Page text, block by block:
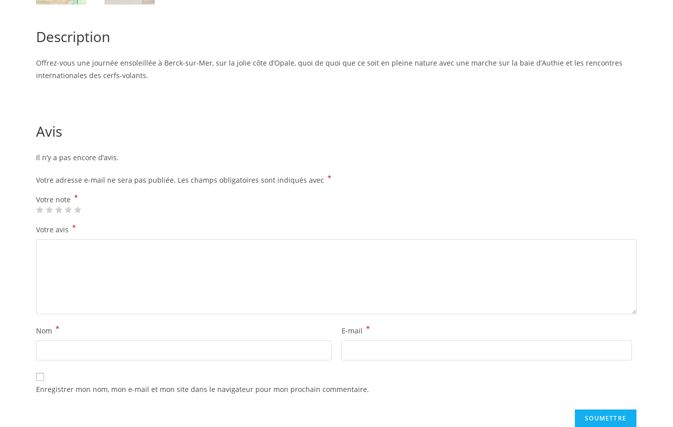
Description
Offrez-vous une journée ensoleillée à Berck-sur-Mer, sur la jolie côte d’Opale, quoi de quoi que ce soit en pleine nature avec une marche sur la baie d’Authie et les rencontres
internationales des cerfs-volants.
Avis
Il n’y a pas encore d’avis.
Votre adresse e-mail ne sera pas publiée. Les champs obligatoires sont indiqués avec *
Votre note *
Votre avis *
Nom * E-mail *
Enregistrer mon nom, mon e-mail et mon site dans le navigateur pour mon prochain commentaire.